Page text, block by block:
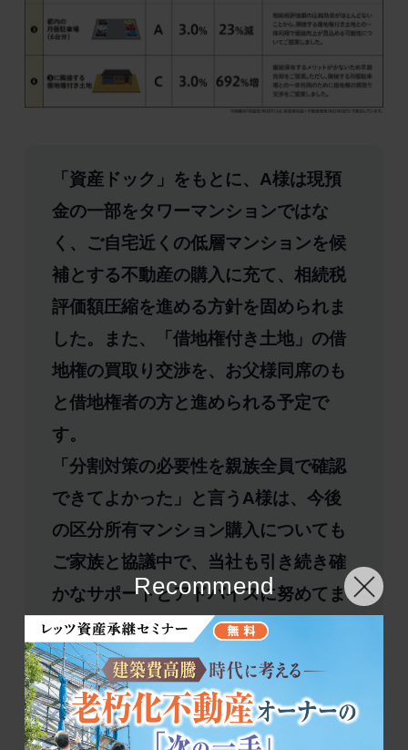
「資産ドック」をもとに、A様は現預
金の一部をタワーマンションではな
く、ご自宅近くの低層マンションを候
補とする不動産の購入に充て、相続税
評価額圧縮を進める方針を固められま
した。また、「借地権付き土地」の借
地権の買取り交渉を、お父様同席のも
と借地権者の方と進められる予定で
す。
「分割対策の必要性を親族全員で確認
できてよかった」と言うA様は、今後
の区分所有マンション購入についても
ご家族と協議中で、当社も引き続き確
かなサポートとアドバイスに努めてま
いります。
Recommend